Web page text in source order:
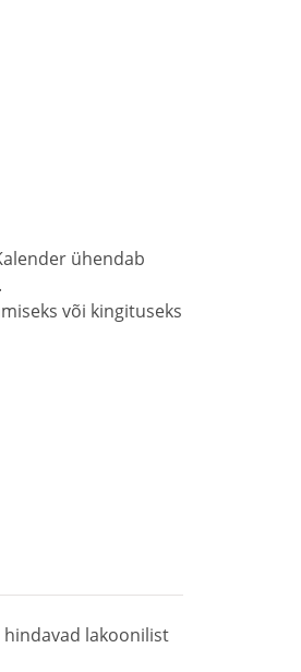
ühendab
või kingituseks
hindavad lakoonilist